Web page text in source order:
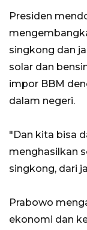
Presiden
singkong dan
solar dan
impor BBM
dalam negeri.
"Dan kita bisa
menghasilkan
singkong, dari
Prabowo
ekonomi dan